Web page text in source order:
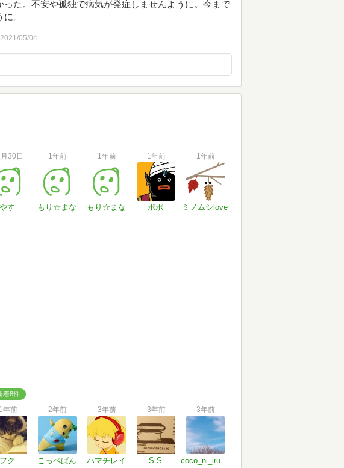
った。不安や孤独で病気が発症しませんように。今まで
。
2021/05/04
30日
やす
1年前
もり☆まな
1年前
もり☆まな
1年前
ポポ
1年前
ミノムシlove
着8件
1年前
フク
2年前
こっぺぱん
3年前
ハマチレイ
3年前
S S
3年前
coco_ni_iruyo_